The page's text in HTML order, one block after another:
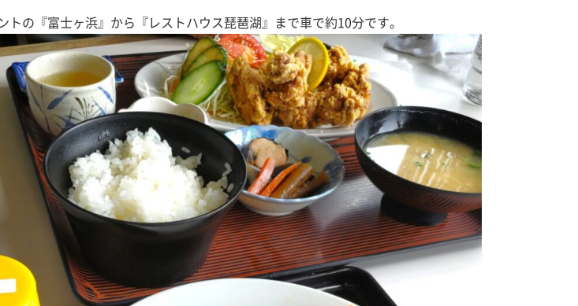
トの『富士ヶ浜』から『レストハウス琵琶湖』まで車で約10分です。